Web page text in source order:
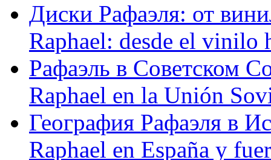
Диски Рафаэля: от
Raphael: desde el vinilo
Рафаэль в Советском
Raphael en la Unión
География Рафаэля в
Raphael en España y